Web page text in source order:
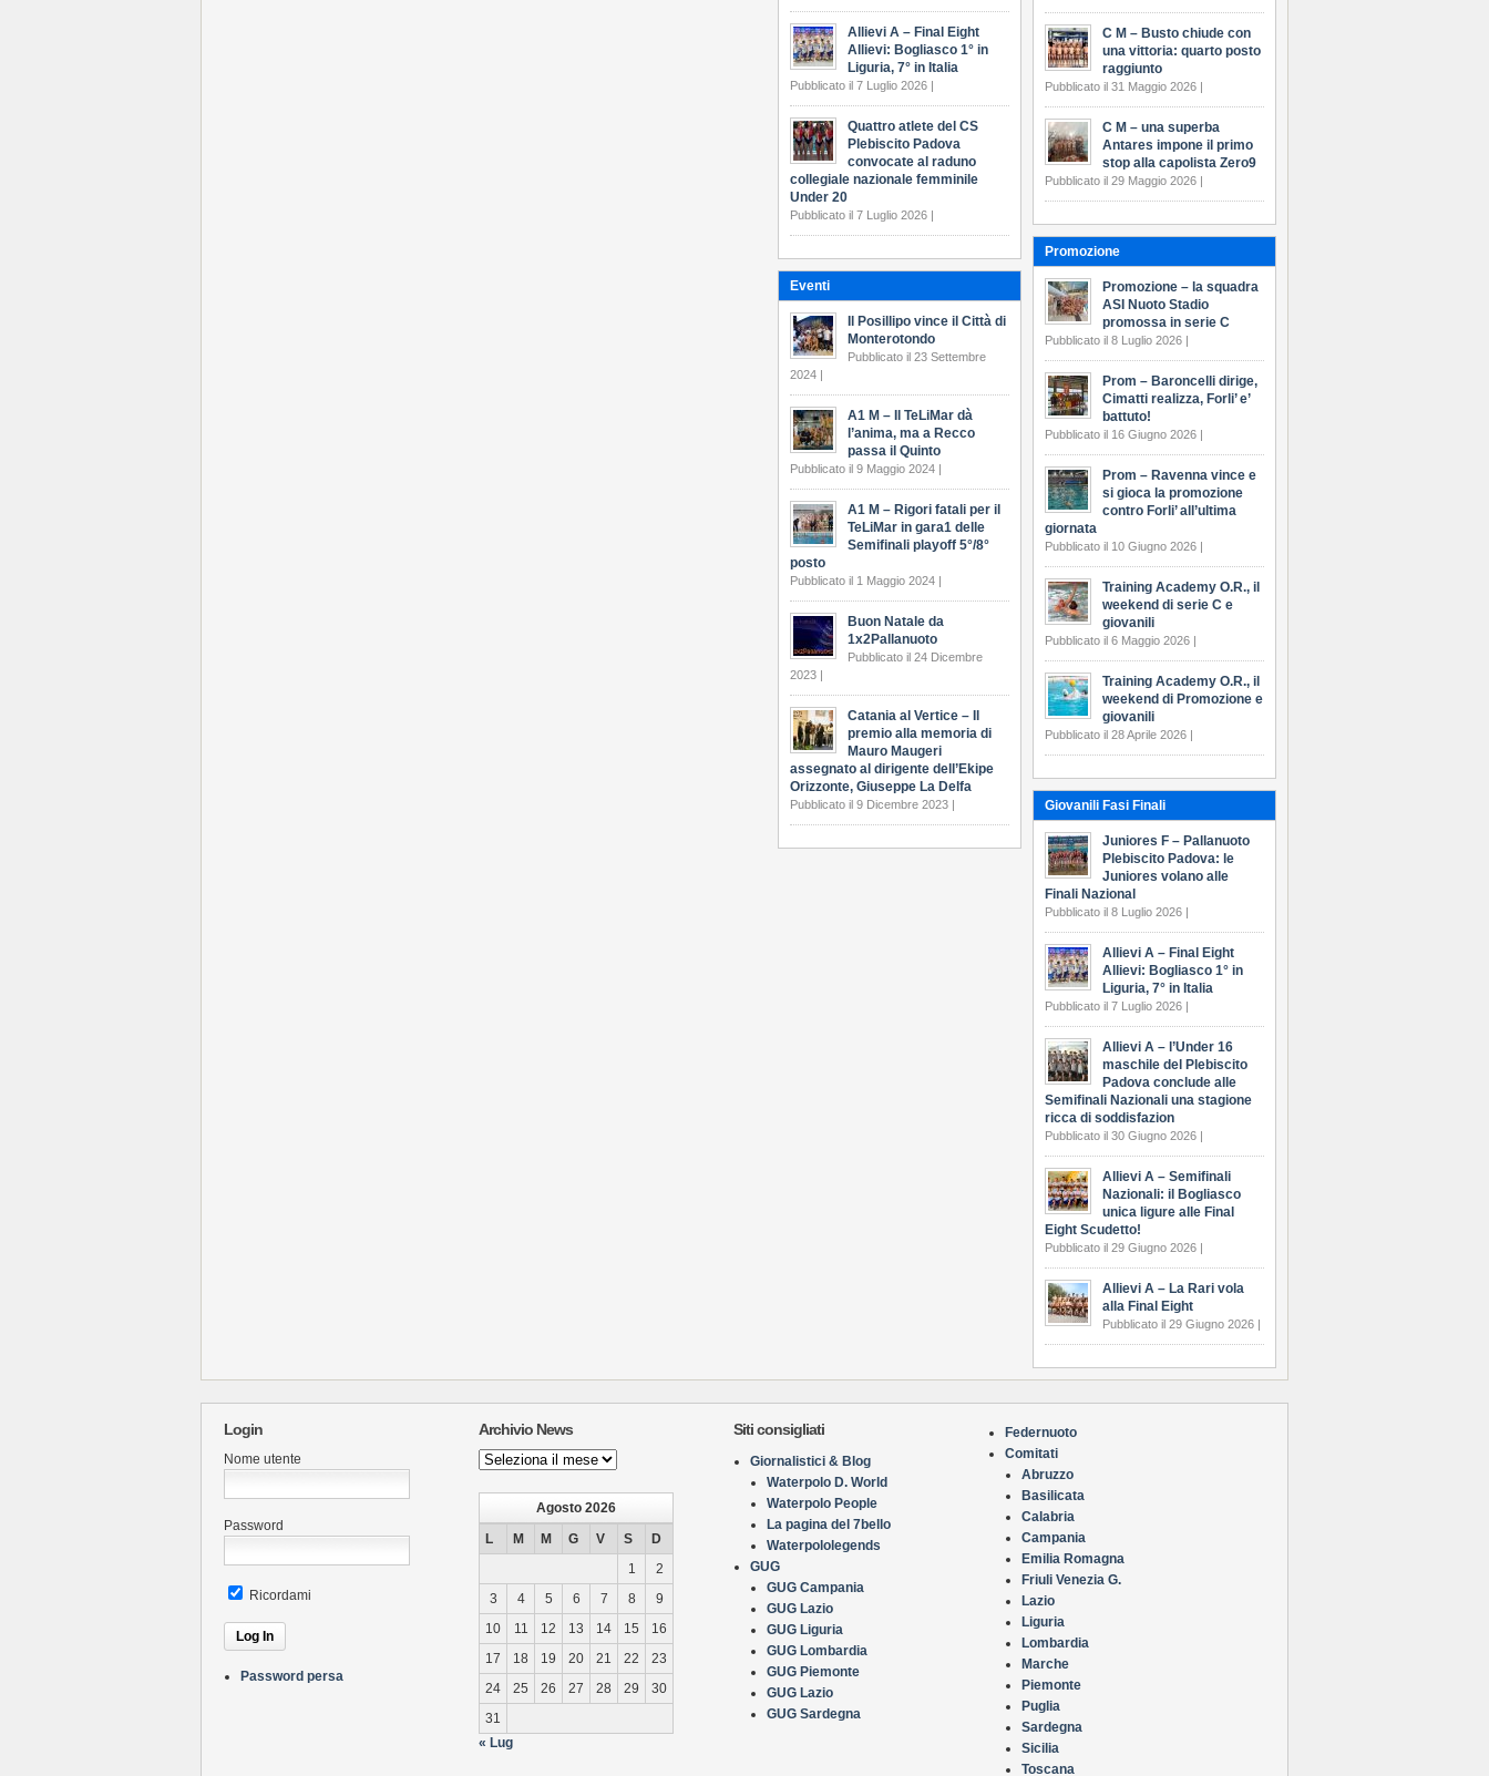
C M – Busto chiude con
una vittoria: quarto posto
raggiunto
Pubblicato il 31 Maggio 2026 |
C M – una superba
Antares impone il primo
stop alla capolista Zero9
Pubblicato il 29 Maggio 2026 |
Promozione
Promozione – la squadra
ASI Nuoto Stadio
promossa in serie C
Pubblicato il 8 Luglio 2026 |
Prom – Baroncelli dirige,
Cimatti realizza, Forli’ e’
battuto!
Pubblicato il 16 Giugno 2026 |
Prom – Ravenna vince e
si gioca la promozione
contro Forli’ all’ultima
giornata
Pubblicato il 10 Giugno 2026 |
Training Academy O.R., il
weekend di serie C e
giovanili
Pubblicato il 6 Maggio 2026 |
Training Academy O.R., il
weekend di Promozione e
giovanili
Pubblicato il 28 Aprile 2026 |
Giovanili Fasi Finali
Juniores F – Pallanuoto
Plebiscito Padova: le
Juniores volano alle
Finali Nazional
Pubblicato il 8 Luglio 2026 |
Allievi A – Final Eight
Allievi: Bogliasco 1° in
Liguria, 7° in Italia
Pubblicato il 7 Luglio 2026 |
Allievi A – l’Under 16
maschile del Plebiscito
Padova conclude alle
Semifinali Nazionali una stagione
ricca di soddisfazion
Pubblicato il 30 Giugno 2026 |
Allievi A – Semifinali
Nazionali: il Bogliasco
unica ligure alle Final
Eight Scudetto!
Pubblicato il 29 Giugno 2026 |
Allievi A – La Rari vola
alla Final Eight
Pubblicato il 29 Giugno 2026 |
Allievi A – Final Eight
Allievi: Bogliasco 1° in
Liguria, 7° in Italia
Pubblicato il 7 Luglio 2026 |
Quattro atlete del CS
Plebiscito Padova
convocate al raduno
collegiale nazionale femminile
Under 20
Pubblicato il 7 Luglio 2026 |
Eventi
Il Posillipo vince il Città di
Monterotondo
Pubblicato il 23 Settembre
2024 |
A1 M – Il TeLiMar dà
l’anima, ma a Recco
passa il Quinto
Pubblicato il 9 Maggio 2024 |
A1 M – Rigori fatali per il
TeLiMar in gara1 delle
Semifinali playoff 5°/8°
posto
Pubblicato il 1 Maggio 2024 |
Buon Natale da
1x2Pallanuoto
Pubblicato il 24 Dicembre
2023 |
Catania al Vertice – Il
premio alla memoria di
Mauro Maugeri
assegnato al dirigente dell’Ekipe
Orizzonte, Giuseppe La Delfa
Pubblicato il 9 Dicembre 2023 |
Login
Nome utente
Password
Ricordami
Password persa
Archivio News
Archivio
News
Agosto 2026
L
M M G V S
D
1
2
3
4 5 6 7 8
9
10
11 12 13 14 15
16
17
18 19 20 21 22
23
24
25 26 27 28 29
30
31
« Lug
Siti consigliati
Giornalistici & Blog
Waterpolo D. World
Waterpolo People
La pagina del 7bello
Waterpololegends
GUG
GUG Campania
GUG Lazio
GUG Liguria
GUG Lombardia
GUG Piemonte
GUG Lazio
GUG Sardegna
Federnuoto
Comitati
Abruzzo
Basilicata
Calabria
Campania
Emilia Romagna
Friuli Venezia G.
Lazio
Liguria
Lombardia
Marche
Piemonte
Puglia
Sardegna
Sicilia
Toscana